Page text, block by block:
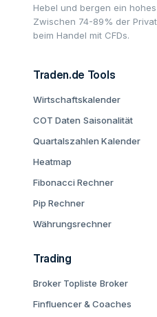
Hebel und bergen ein
Zwischen 74-89% der
beim Handel mit CFDs.
Traden.de Tools
Wirtschaftskalender
COT Daten Saisonalität
Quartalszahlen Kalender
Heatmap
Fibonacci Rechner
Pip Rechner
Währungsrechner
Trading
Broker Topliste Broker
Finfluencer & Coaches